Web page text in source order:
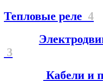
Тепловые реле 4
3
Кабели и